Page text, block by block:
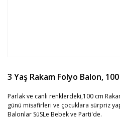
3 Yaş Rakam Folyo Balon,
Parlak ve canlı renklerdeki,100 cm
günü misafirleri ve çocuklara sürpriz
Balonlar SüSLe Bebek ve Parti'de.